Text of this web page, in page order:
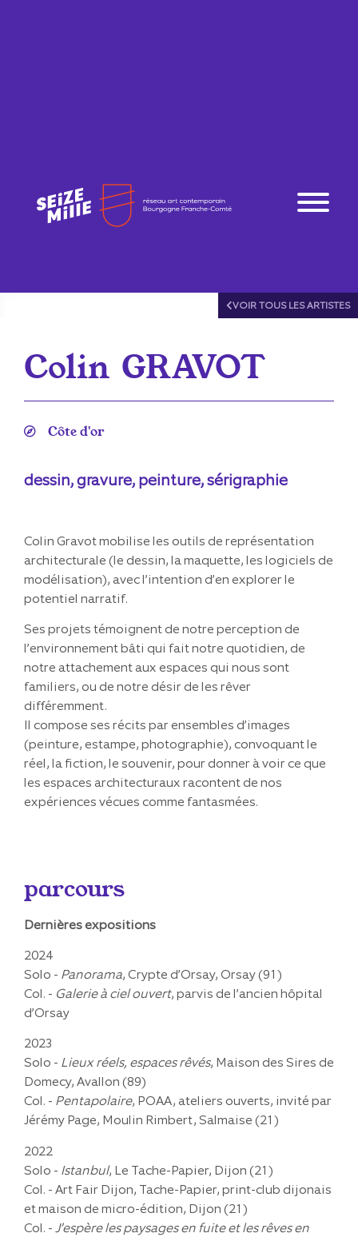
VOIR TOUS LES ARTISTES
Colin GRAVOT
Côte d'or
dessin, gravure, peinture, sérigraphie
Colin Gravot mobilise les outils de représentation
architecturale (le dessin, la maquette, les logiciels de
modélisation), avec l’intention d’en explorer le
potentiel narratif.
Ses projets témoignent de notre perception de
l’environnement bâti qui fait notre quotidien, de
notre attachement aux espaces qui nous sont
familiers, ou de notre désir de les rêver
différemment.
Il compose ses récits par ensembles d’images
(peinture, estampe, photographie), convoquant le
réel, la fiction, le souvenir, pour donner à voir ce que
les espaces architecturaux racontent de nos
expériences vécues comme fantasmées.
parcours
Dernières expositions
2024
Solo - Panorama, Crypte d’Orsay, Orsay (91)
Col. - Galerie à ciel ouvert, parvis de l’ancien hôpital
d’Orsay
2023
Solo - Lieux réels, espaces rêvés, Maison des Sires de
Domecy, Avallon (89)
Col. - Pentapolaire, POAA, ateliers ouverts, invité par
Jérémy Page, Moulin Rimbert, Salmaise (21)
2022
Solo - Istanbul, Le Tache-Papier, Dijon (21)
Col. - Art Fair Dijon, Tache-Papier, print-club dijonais
et maison de micro-édition, Dijon (21)
Col. -J’espère les paysages en fuite et les rêves en